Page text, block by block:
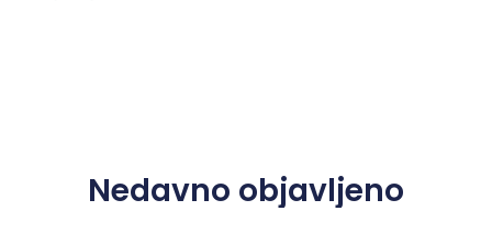
Nedavno objavljeno